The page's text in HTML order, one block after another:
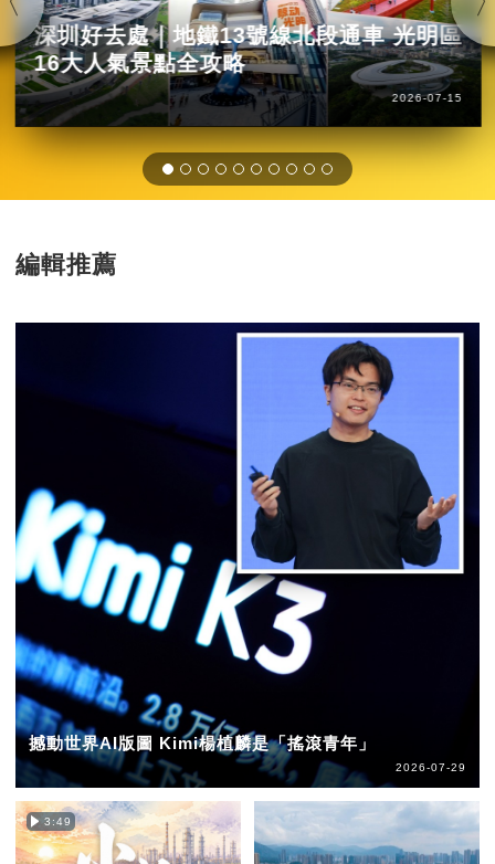
深圳好去處｜地鐵13號線北段通車 光明區
16大人氣景點全攻略
2026-07-15
編輯推薦
撼動世界AI版圖 Kimi楊植麟是「搖滾青年」
2026-07-29
3:49